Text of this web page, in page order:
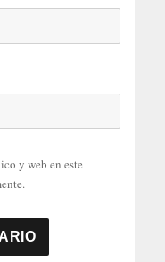
y web en este